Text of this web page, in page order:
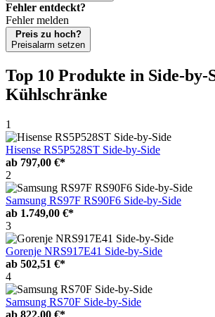
Fehler entdeckt?
Fehler melden
Preis zu hoch?
Preisalarm setzen
Top 10 Produkte in Side-by-
Kühlschränke
1
Hisense RS5P528ST Side-by-Side
ab 797,00 €*
2
Samsung RS97F RS90F6 Side-by-Side
ab 1.749,00 €*
3
Gorenje NRS917E41 Side-by-Side
ab 502,51 €*
4
Samsung RS70F Side-by-Side
ab 822,00 €*